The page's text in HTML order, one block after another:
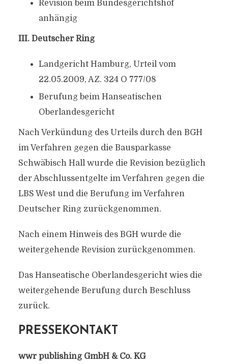
Revision beim Bundesgerichtshof
anhängig
III. Deutscher Ring
Landgericht Hamburg, Urteil vom
22.05.2009, AZ. 324 O 777/08
Berufung beim Hanseatischen
Oberlandesgericht
Nach Verkündung des Urteils durch den BGH
im Verfahren gegen die Bausparkasse
Schwäbisch Hall wurde die Revision bezüglich
der Abschlussentgelte im Verfahren gegen die
LBS West und die Berufung im Verfahren
Deutscher Ring zurückgenommen.
Nach einem Hinweis des BGH wurde die
weitergehende Revision zurückgenommen.
Das Hanseatische Oberlandesgericht wies die
weitergehende Berufung durch Beschluss
zurück.
PRESSEKONTAKT
wwr publishing GmbH & Co. KG